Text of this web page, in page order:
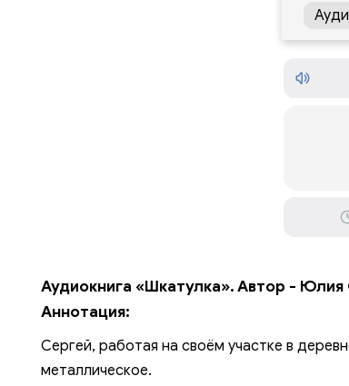
Аудиокнига «Шкатулка». Автор - Юлия
Аннотация:
Сергей, работая на своём участке в
металлическое.